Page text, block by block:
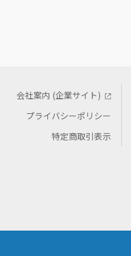
会社案内 (企業サイト)
プライバシーポリシー
特定商取引表示